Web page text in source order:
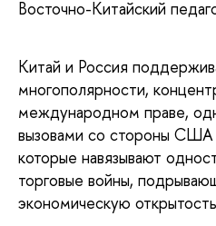
Восточно-Китайский
Китай и Россия
многополярности,
международном праве,
вызовами со стороны США
которые навязывают
торговые войны,
экономическую